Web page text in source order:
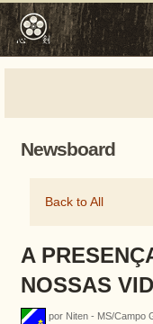
Newsboard
Back to All
A
NOSSAS
por Niten - MS/Campo